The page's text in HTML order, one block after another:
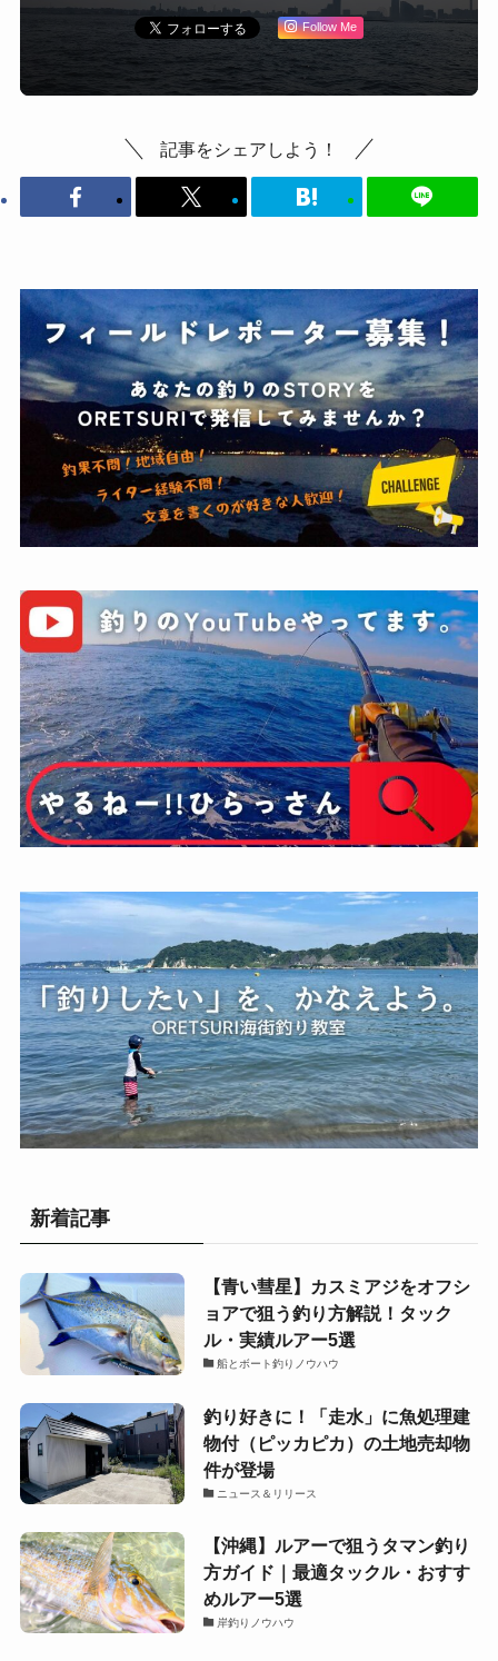
Follow Me
記事をシェアしよう！
新着記事
【青い彗星】カスミアジをオフシ
ョアで狙う釣り方解説！タック
ル・実績ルアー5選
船とボート釣りノウハウ
釣り好きに！「走水」に魚処理建
物付（ピッカピカ）の土地売却物
件が登場
ニュース＆リリース
【沖縄】ルアーで狙うタマン釣り
方ガイド｜最適タックル・おすす
めルアー5選
岸釣りノウハウ